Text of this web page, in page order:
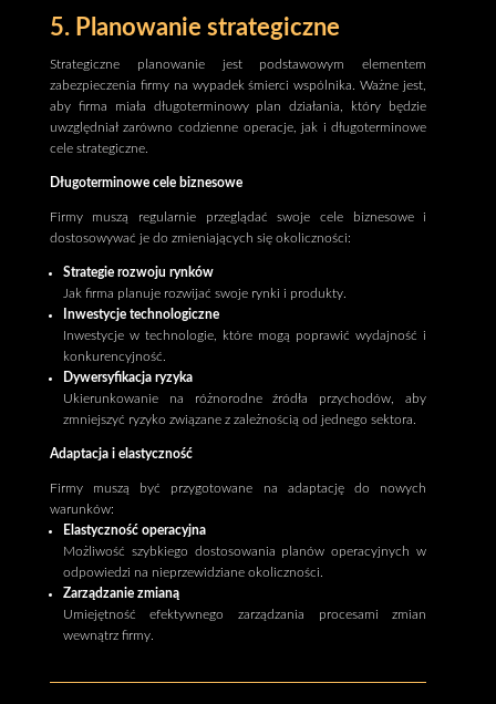
5. Planowanie strategiczne
Strategiczne planowanie jest podstawowym elementem
zabezpieczenia firmy na wypadek śmierci wspólnika. Ważne jest,
aby firma miała długoterminowy plan działania, który będzie
uwzględniał zarówno codzienne operacje, jak i długoterminowe
cele strategiczne.
Długoterminowe cele biznesowe
Firmy muszą regularnie przeglądać swoje cele biznesowe i
dostosowywać je do zmieniających się okoliczności:
Strategie rozwoju rynków
Jak firma planuje rozwijać swoje rynki i produkty.
Inwestycje technologiczne
Inwestycje w technologie, które mogą poprawić wydajność i
konkurencyjność.
Dywersyfikacja ryzyka
Ukierunkowanie na różnorodne źródła przychodów, aby
zmniejszyć ryzyko związane z zależnością od jednego sektora.
Adaptacja i elastyczność
Firmy muszą być przygotowane na adaptację do nowych
warunków:
Elastyczność operacyjna
Możliwość szybkiego dostosowania planów operacyjnych w
odpowiedzi na nieprzewidziane okoliczności.
Zarządzanie zmianą
Umiejętność efektywnego zarządzania procesami zmian
wewnątrz firmy.